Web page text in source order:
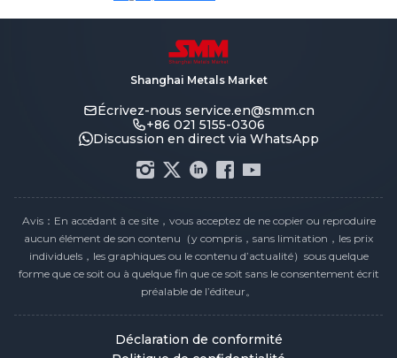
Shanghai Metals Market
Écrivez-nous service.en@smm.cn
+86 021 5155-0306
Discussion en direct via WhatsApp
Avis：En accédant à ce site，vous acceptez de ne copier ou reproduire
aucun élément de son contenu（y compris，sans limitation，les prix
individuels，les graphiques ou le contenu d’actualité）sous quelque
forme que ce soit ou à quelque fin que ce soit sans le consentement écrit
préalable de l’éditeur。
Déclaration de conformité